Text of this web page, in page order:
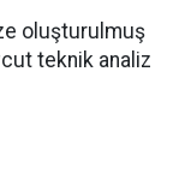
oluşturulmuş
teknik analiz